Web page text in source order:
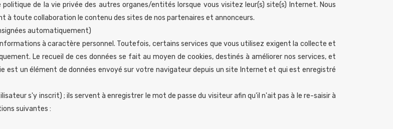
de la vie privée des autres organes/entités lorsque vous visitez leur(s) site(s) Internet. Nous
toute collaboration le contenu des sites de nos partenaires et annonceurs.
automatiquement)
à caractère personnel. Toutefois, certains services que vous utilisez exigent la collecte et
Le recueil de ces données se fait au moyen de cookies, destinés à améliorer nos services, et
est un élément de données envoyé sur votre navigateur depuis un site Internet et qui est enregistré
s'y inscrit) ; ils servent à enregistrer le mot de passe du visiteur afin qu'il n'ait pas à le re-saisir à
suivantes :